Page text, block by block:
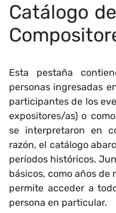
Catálogo
Esta pestaña
personas ingresadas
participantes de los
expositores/as) o
se interpretaron en
razón, el catálogo
períodos históricos.
básicos, como años
permite acceder a
persona en particular.